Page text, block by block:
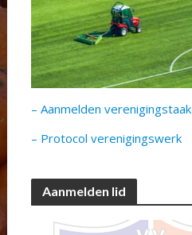
– Aanmelden verenigingstaak
– Protocol verenigingswerk
Aanmelden lid